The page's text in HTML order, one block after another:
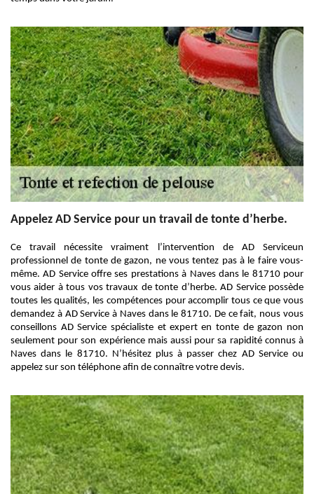
Appelez AD Service pour un travail de tonte d’herbe.
Ce travail nécessite vraiment l’intervention de AD Serviceun
professionnel de tonte de gazon, ne vous tentez pas à le faire vous-
même. AD Service offre ses prestations à Naves dans le 81710 pour
vous aider à tous vos travaux de tonte d’herbe. AD Service possède
toutes les qualités, les compétences pour accomplir tous ce que vous
demandez à AD Service à Naves dans le 81710. De ce fait, nous vous
conseillons AD Service spécialiste et expert en tonte de gazon non
seulement pour son expérience mais aussi pour sa rapidité connus à
Naves dans le 81710. N’hésitez plus à passer chez AD Service ou
appelez sur son téléphone afin de connaître votre devis.